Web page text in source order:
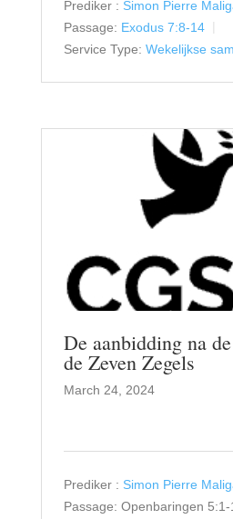
Prediker : Simon Pierre
Passage: Exodus 7:8-14
Service Type: Wekelijkse
De aanbidding na
de Zeven Zegels
March 24, 2024
Prediker : Simon Pierre
Passage: Openbaringen 5:1-